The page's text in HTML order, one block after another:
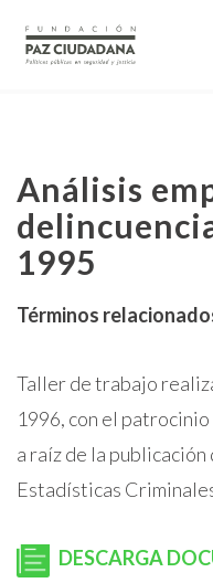
Análisis
1995
Términos
Taller de trabajo
1996, con el
a raíz de la
Estadísticas
DESCARGA